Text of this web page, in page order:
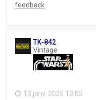
feedback
TK-842
Vintage
13 janv. 2026 13:05